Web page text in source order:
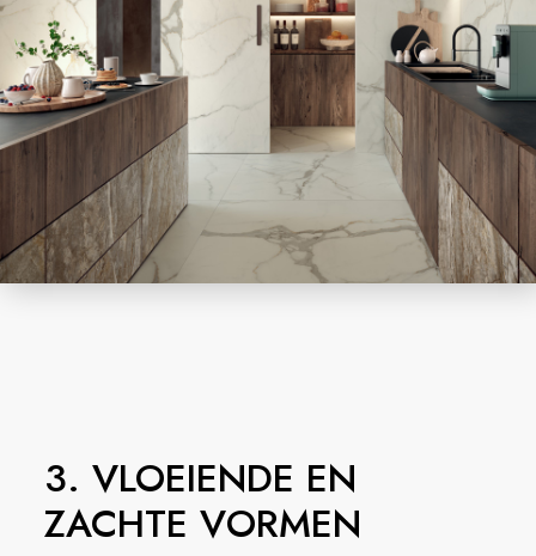
3. VLOEIENDE EN
ZACHTE VORMEN